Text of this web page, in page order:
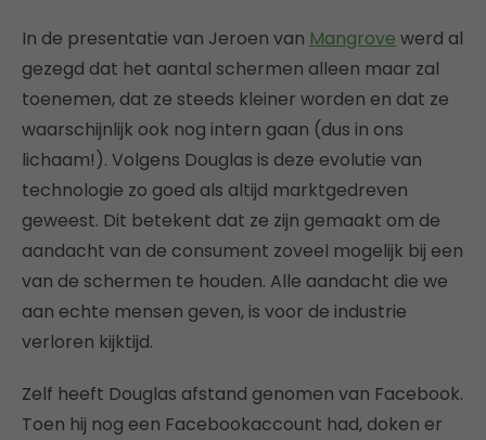
In de presentatie van Jeroen van Mangrove werd al
gezegd dat het aantal schermen alleen maar zal
toenemen, dat ze steeds kleiner worden en dat ze
waarschijnlijk ook nog intern gaan (dus in ons
lichaam!). Volgens Douglas is deze evolutie van
technologie zo goed als altijd marktgedreven
geweest. Dit betekent dat ze zijn gemaakt om de
aandacht van de consument zoveel mogelijk bij een
van de schermen te houden. Alle aandacht die we
aan echte mensen geven, is voor de industrie
verloren kijktijd.
Zelf heeft Douglas afstand genomen van Facebook.
Toen hij nog een Facebookaccount had, doken er